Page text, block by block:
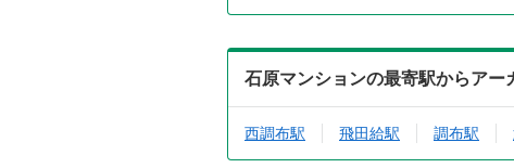
石原マンションの最寄駅からアー
西調布駅 飛田給駅 調布駅